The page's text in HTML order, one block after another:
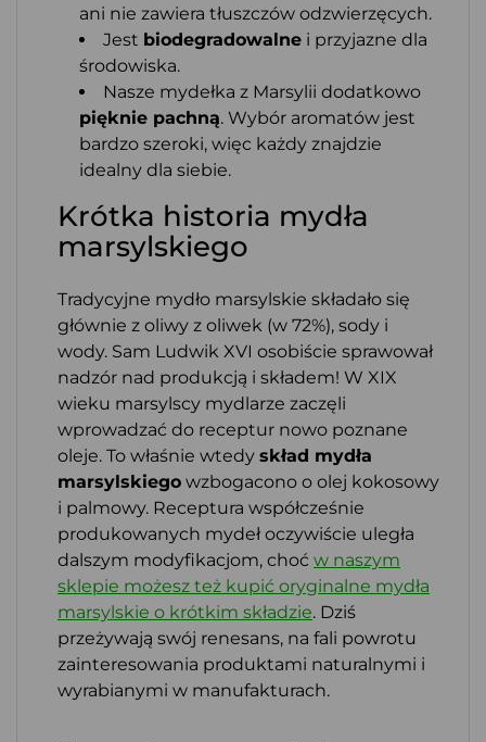
ani nie zawiera tłuszczów odzwierzęcych.
Jest biodegradowalne i przyjazne dla
środowiska.
Nasze mydełka z Marsylii dodatkowo
pięknie pachną. Wybór aromatów jest
bardzo szeroki, więc każdy znajdzie
idealny dla siebie.
Krótka historia mydła
marsylskiego
Tradycyjne mydło marsylskie składało się
głównie z oliwy z oliwek (w 72%), sody i
wody. Sam Ludwik XVI osobiście sprawował
nadzór nad produkcją i składem! W XIX
wieku marsylscy mydlarze zaczęli
wprowadzać do receptur nowo poznane
oleje. To właśnie wtedy skład mydła
marsylskiego wzbogacono o olej kokosowy
i palmowy. Receptura współcześnie
produkowanych mydeł oczywiście uległa
dalszym modyfikacjom, choć w naszym
sklepie możesz też kupić oryginalne mydła
marsylskie o krótkim składzie. Dziś
przeżywają swój renesans, na fali powrotu
zainteresowania produktami naturalnymi i
wyrabianymi w manufakturach.